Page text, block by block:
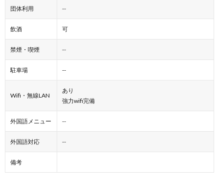
団体利用 --
飲酒 可
禁煙・喫煙 --
駐車場 --
Wifi・無線LAN
あり
強力wifi完備
外国語メニュー --
外国語対応 --
備考